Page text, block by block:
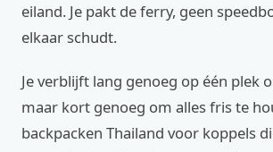
eiland. Je pakt de ferry, geen
elkaar schudt.
Je verblijft lang genoeg op één plek
maar kort genoeg om alles fris te
backpacken Thailand voor koppels